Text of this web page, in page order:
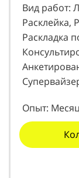
Вид работ:
Расклейка,
Раскладка
Опыт: